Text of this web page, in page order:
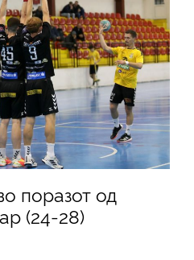
поразот од
(24-28)